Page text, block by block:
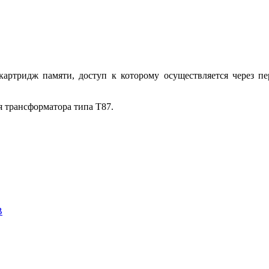
памяти, доступ к которому осуществляется
типа T87.